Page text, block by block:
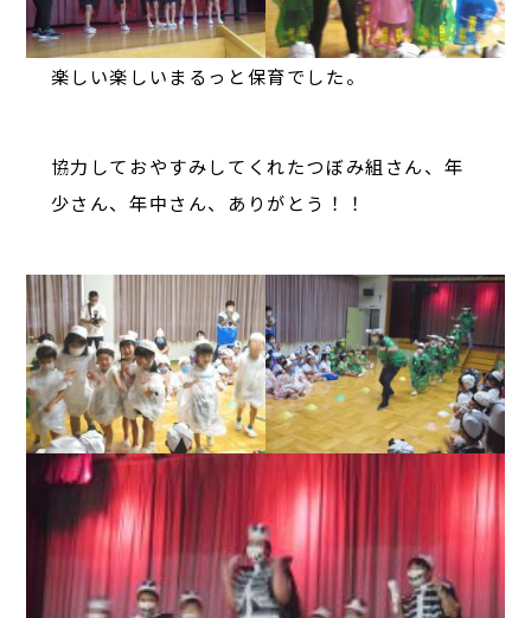
楽しい楽しいまるっと保育でした。
協力しておやすみしてくれたつぼみ組さん、年
少さん、年中さん、ありがとう！！